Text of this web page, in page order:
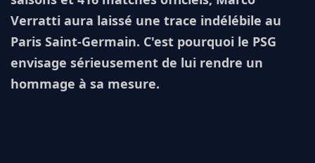
Verratti aura laissé une trace indélébile au
Paris Saint-Germain. C'est pourquoi le PSG
envisage sérieusement de lui rendre un
hommage à sa mesure.